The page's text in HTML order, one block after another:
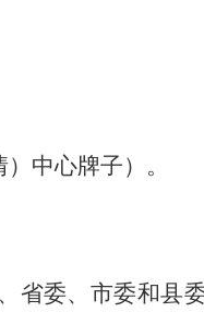
中心牌子）。
省委、市委和县